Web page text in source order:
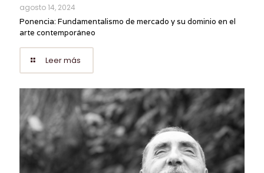
agosto 14, 2024
Ponencia: Fundamentalismo de mercado y su dominio en el
arte contemporáneo
Leer más